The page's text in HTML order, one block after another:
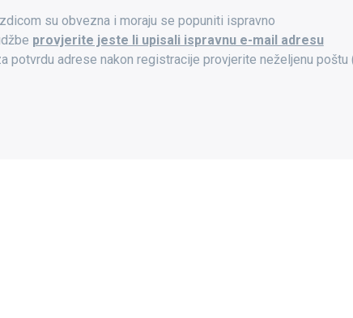
su obvezna i moraju se popuniti ispravno
provjerite jeste li upisali ispravnu e-mail adresu
potvrdu adrese nakon registracije provjerite neželjenu poštu